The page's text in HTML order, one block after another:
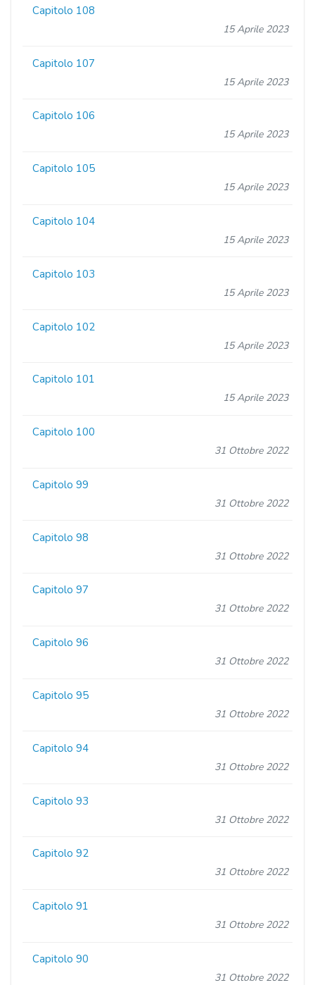
Capitolo 108
15 Aprile 2023
Capitolo 107
15 Aprile 2023
Capitolo 106
15 Aprile 2023
Capitolo 105
15 Aprile 2023
Capitolo 104
15 Aprile 2023
Capitolo 103
15 Aprile 2023
Capitolo 102
15 Aprile 2023
Capitolo 101
15 Aprile 2023
Capitolo 100
31 Ottobre 2022
Capitolo 99
31 Ottobre 2022
Capitolo 98
31 Ottobre 2022
Capitolo 97
31 Ottobre 2022
Capitolo 96
31 Ottobre 2022
Capitolo 95
31 Ottobre 2022
Capitolo 94
31 Ottobre 2022
Capitolo 93
31 Ottobre 2022
Capitolo 92
31 Ottobre 2022
Capitolo 91
31 Ottobre 2022
Capitolo 90
31 Ottobre 2022